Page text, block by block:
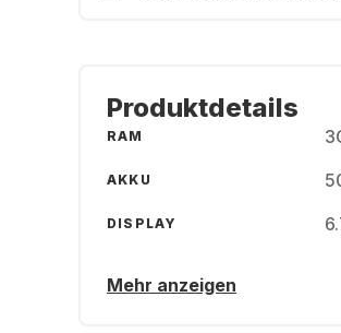
Produktdetails
RAM
AKKU
DISPLAY
Mehr anzeigen